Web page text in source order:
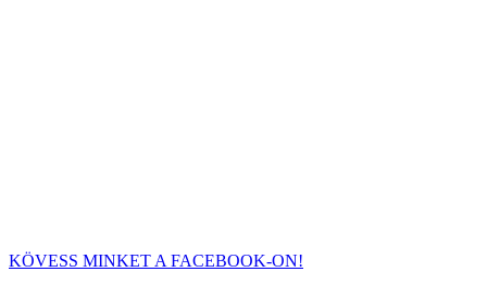
KÖVESS MINKET A FACEBOOK-ON!